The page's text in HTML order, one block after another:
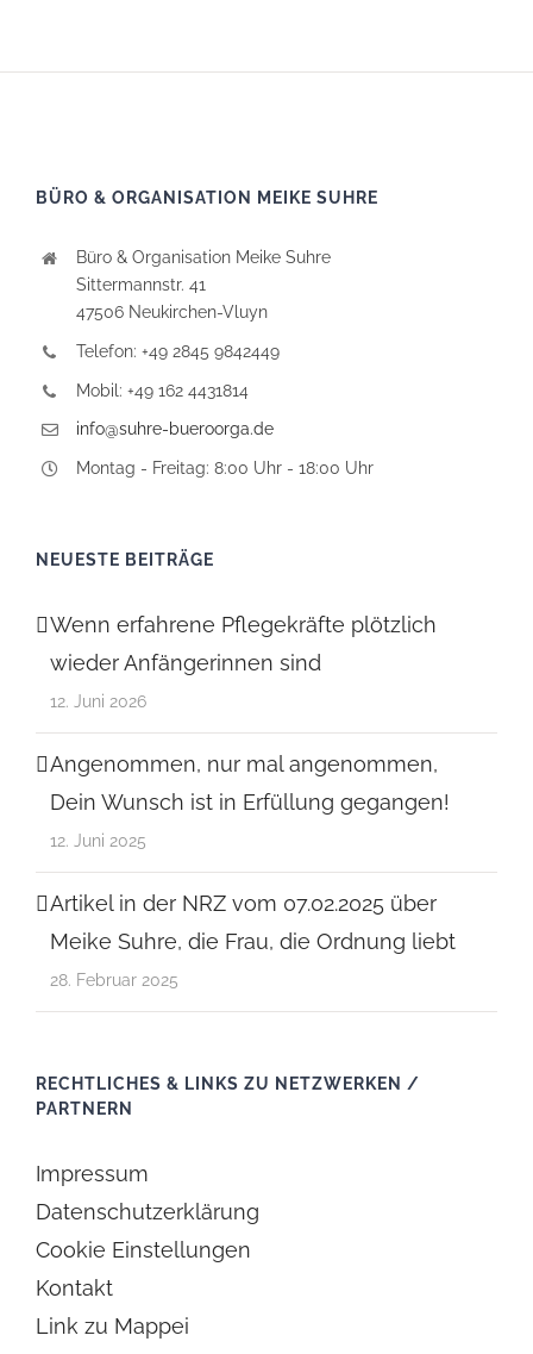
BÜRO & ORGANISATION MEIKE SUHRE
Büro & Organisation Meike Suhre
Sittermannstr. 41
47506 Neukirchen-Vluyn
Telefon: +49 2845 9842449
Mobil: +49 162 4431814
info@suhre-bueroorga.de
Montag - Freitag: 8:00 Uhr - 18:00 Uhr
NEUESTE BEITRÄGE
Wenn erfahrene Pflegekräfte plötzlich
wieder Anfängerinnen sind
12. Juni 2026
Angenommen, nur mal angenommen,
Dein Wunsch ist in Erfüllung gegangen!
12. Juni 2025
Artikel in der NRZ vom 07.02.2025 über
Meike Suhre, die Frau, die Ordnung liebt
28. Februar 2025
RECHTLICHES & LINKS ZU NETZWERKEN /
PARTNERN
Impressum
Datenschutzerklärung
Cookie Einstellungen
Kontakt
Link zu Mappei